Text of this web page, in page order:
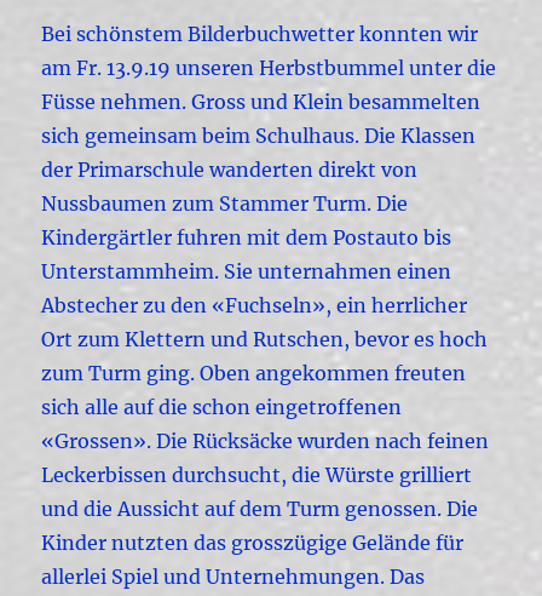
Bei schönstem Bilderbuchwetter konnten wir
am Fr. 13.9.19 unseren Herbstbummel unter die
Füsse nehmen. Gross und Klein besammelten
sich gemeinsam beim Schulhaus.Die Klassen
der Primarschule wanderten direkt von
Nussbaumen zum Stammer Turm. Die
Kindergärtler fuhren mit dem Postauto bis
Unterstammheim. Sie unternahmen einen
Abstecher zu den «Fuchseln», ein herrlicher
Ort zum Klettern und Rutschen, bevor es hoch
zum Turm ging. Oben angekommen freuten
sich alle auf die schon eingetroffenen
«Grossen». Die Rücksäcke wurden nach feinen
Leckerbissen durchsucht, die Würste grilliert
und die Aussicht auf dem Turm genossen. Die
Kinder nutzten das grosszügige Gelände für
allerlei Spiel und Unternehmungen. Das